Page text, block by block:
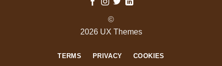
©
2026 UX Themes
TERMS PRIVACY COOKIES